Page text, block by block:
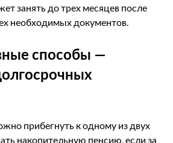
занять до трех месяцев после
необходимых документов.
способы —
прибегнуть к одному из двух
накопительную пенсию, если за